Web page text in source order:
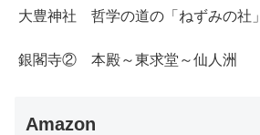
大豊神社 哲学の道の「ねずみの社」
銀閣寺② 本殿～東求堂～仙人洲
Amazon